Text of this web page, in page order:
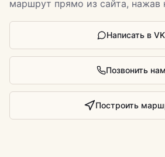
маршрут прямо из сайта, нажав
Написать в VK
Позвонить нам
Построить